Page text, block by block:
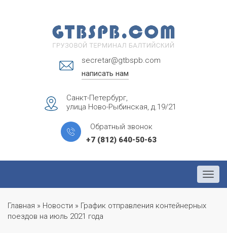
secretar@gtbspb.com
написать нам
Санкт-Петербург,
улица Ново-Рыбинская, д.19/21
Обратный звонок
+7 (812) 640-50-63
Menu
Главная » Новости » График отправления контейнерных
поездов на июль 2021 года